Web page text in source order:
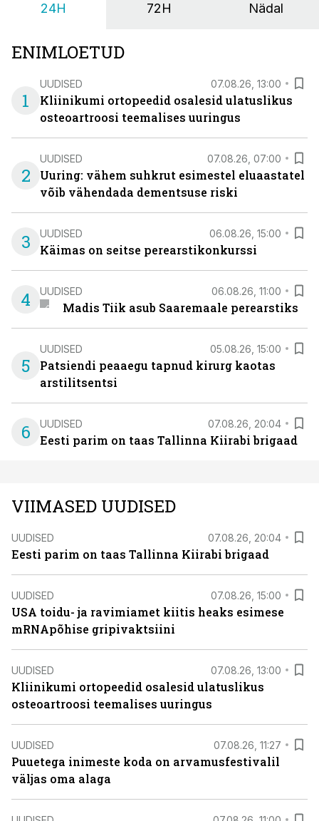
24H 72H Nädal
ENIMLOETUD
1
UUDISED 07.08.26, 13:00
Kliinikumi ortopeedid osalesid ulatuslikus
osteoartroosi teemalises uuringus
2
UUDISED 07.08.26, 07:00
Uuring: vähem suhkrut esimestel eluaastatel
võib vähendada dementsuse riski
3 UUDISED 06.08.26, 15:00
Käimas on seitse perearstikonkurssi
4 UUDISED 06.08.26, 11:00
Madis Tiik asub Saaremaale perearstiks
5
UUDISED 05.08.26, 15:00
Patsiendi peaaegu tapnud kirurg kaotas
arstilitsentsi
6 UUDISED 07.08.26, 20:04
Eesti parim on taas Tallinna Kiirabi brigaad
VIIMASED UUDISED
UUDISED 07.08.26, 20:04
Eesti parim on taas Tallinna Kiirabi brigaad
UUDISED 07.08.26, 15:00
USA toidu- ja ravimiamet kiitis heaks esimese
mRNApõhise gripivaktsiini
UUDISED 07.08.26, 13:00
Kliinikumi ortopeedid osalesid ulatuslikus
osteoartroosi teemalises uuringus
UUDISED 07.08.26, 11:27
Puuetega inimeste koda on arvamusfestivalil
väljas oma alaga